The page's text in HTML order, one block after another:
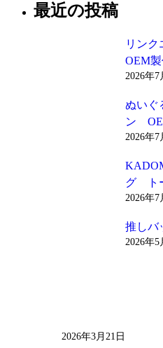
最近の投稿
リン
OEM
2026年7
ぬいぐ
ン
2026年7
グ ト
2026年7
推し
2026年5
2026年3月21日